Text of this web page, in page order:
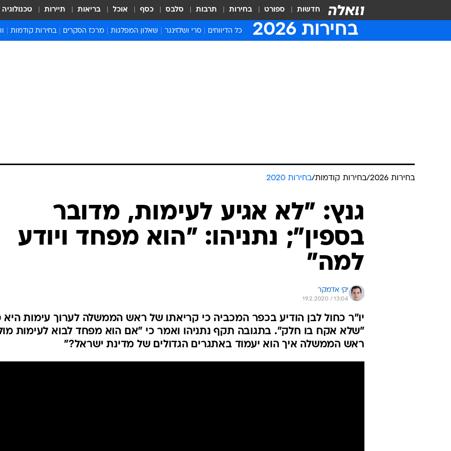
חדשות ספורט בחירות תרבות סלבס כסף אוכל בריאות תיירות טכנולוגיה
בחירות 2026 כל הדיווחים סרי ושלזינגר שאלון המפלגות מרכז הסקרים בחירות קודמות
בחירות 2026 /בחירות קודמות/בחירות 2020
גנץ: "לא אגיע לעימות, מדובר
בספין"; נתניהו: "הוא מפחד ויודע
למה"
יקי אדמקר
19.2.2020 / 13:04
יו"ר כחול לבן הודיע בכפר המכביה כי קריאתו של ראש הממשלה לערוך עימות היא
"שלא אקח בו חלק". בתגובה תקף נתניהו ואמר כי "אם הוא מפחד לבוא לעימות
ראש הממשלה איך הוא יעמוד באתגרים הגדולים של מדינת ישראל?"